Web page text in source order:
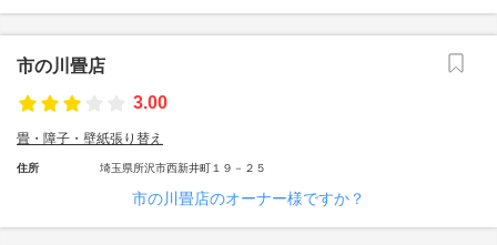
市の川畳店
3.00
畳・障子・壁紙張り替え
住所 埼玉県所沢市西新井町１９－２５
市の川畳店のオーナー様ですか？